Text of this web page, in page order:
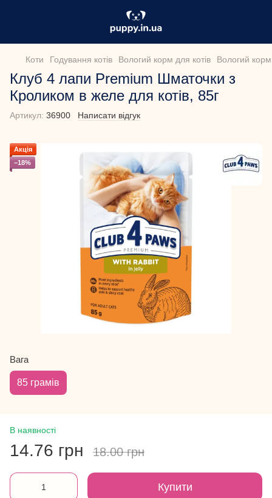
Коти Годування котів Вологий корм для котів Вологий
Клуб 4 лапи Premium Шматочки з
Кроликом в желе для котів, 85г
Артикул: 36900 Написати відгук
Акція
−18%
Вага
85 грамів
В наявності
14.76 грн 18.00 грн
Купити